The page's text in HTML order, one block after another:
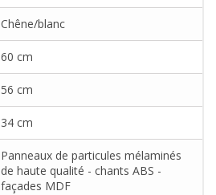
Chêne/blanc
60 cm
56 cm
34 cm
Panneaux de particules mélaminés
de haute qualité - chants ABS -
façades MDF